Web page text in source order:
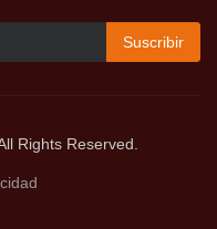
Suscribir
Rights Reserved.